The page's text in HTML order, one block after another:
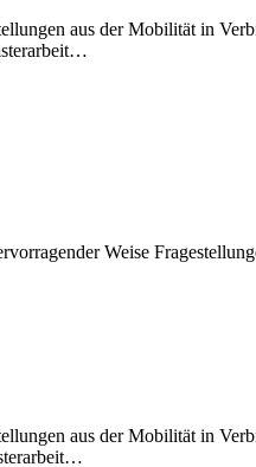
aus der Mobilität in
Weise
aus der Mobilität in